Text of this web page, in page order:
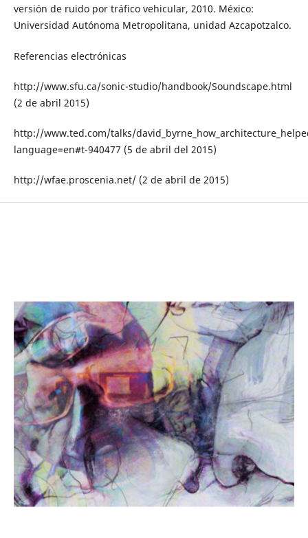
versión de ruido por tráfico vehicular, 2010. México:
Universidad Autónoma Metropolitana, unidad Azcapotzalco.
Referencias electrónicas
http://www.sfu.ca/sonic-studio/handbook/Soundscape.html
(2 de abril 2015)
http://www.ted.com/talks/
language=en#t-940477 (5 de abril del 2015)
http://wfae.proscenia.net/ (2 de abril de 2015)